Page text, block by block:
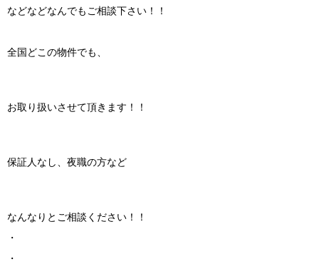
などなどなんでもご相談下さい！！
全国どこの物件でも、
お取り扱いさせて頂きます！！
保証人なし、夜職の方など
なんなりとご相談ください！！
・
・